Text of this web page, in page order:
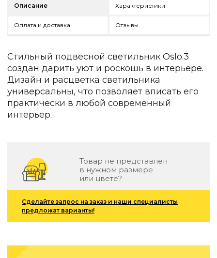
Зеленые стены
Подбор, производство и комплектация по вашему
Дизайнерские ванны
Подбор, производство и комплектация по вашему
Отделка и ремонт
Стены
Террасные и фасадные системы
Биоклиматические перголы
Камень
Изделия из натурального мрамора и камня
Светящийся камень
Подбор, производство и комплектация по вашему
Бренды
Описание Характеристики
Оплата и доставка Отзывы
Стильный подвесной светильник Oslo.3
создан дарить уют и роскошь в интерьере.
Дизайн и расцветка светильника
универсальны, что позволяет вписать его
практически в любой современный
интерьер.
Товар не представлен
в нужном размере
или цвете?
Сделайте запрос на заказ и наши специалисты
предложат варианты!